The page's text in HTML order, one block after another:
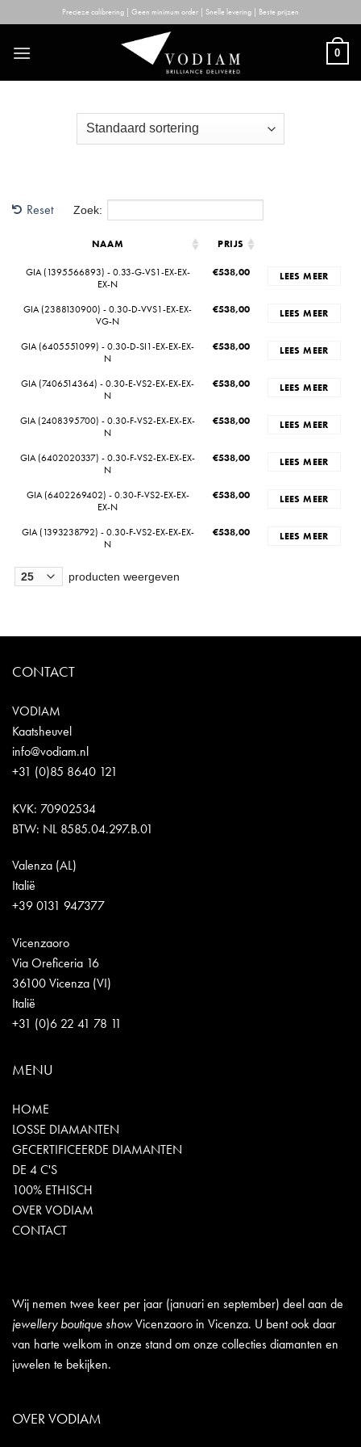
to
content
Precieze calibrering | Geen minimum order | Snelle levering | Beste prijzen
0
Reset Zoek:
NAAM PRIJS
GIA (1395566893) - 0.33-G-VS1-EX-EX-
EX-N
€538,00 LEES MEER
GIA (2388130900) - 0.30-D-VVS1-EX-EX-
VG-N
€538,00 LEES MEER
GIA (6405551099) - 0.30-D-SI1-EX-EX-EX-
N
€538,00 LEES MEER
GIA (7406514364) - 0.30-E-VS2-EX-EX-EX-
N
€538,00 LEES MEER
GIA (2408395700) - 0.30-F-VS2-EX-EX-EX-
N
€538,00 LEES MEER
GIA (6402020337) - 0.30-F-VS2-EX-EX-EX-
N
€538,00 LEES MEER
GIA (6402269402) - 0.30-F-VS2-EX-EX-
EX-N
€538,00 LEES MEER
GIA (1393238792) - 0.30-F-VS2-EX-EX-EX-
N
€538,00 LEES MEER
producten weergeven
CONTACT
VODIAM
Kaatsheuvel
info@vodiam.nl
+31 (0)85 8640 121
KVK: 70902534
BTW: NL 8585.04.297.B.01
Valenza (AL)
Italië
+39 0131 947377
Vicenzaoro
Via Oreficeria 16
36100 Vicenza (VI)
Italië
+31 (0)6 22 41 78 11
MENU
HOME
LOSSE DIAMANTEN
GECERTIFICEERDE DIAMANTEN
DE 4 C'S
100% ETHISCH
OVER VODIAM
CONTACT
Wij nemen twee keer per jaar (januari en september) deel aan de
jewellery boutique showVicenzaoro in Vicenza. U bent ook daar
van harte welkom in onze stand om onze collecties diamanten en
juwelen te bekijken.
OVER VODIAM